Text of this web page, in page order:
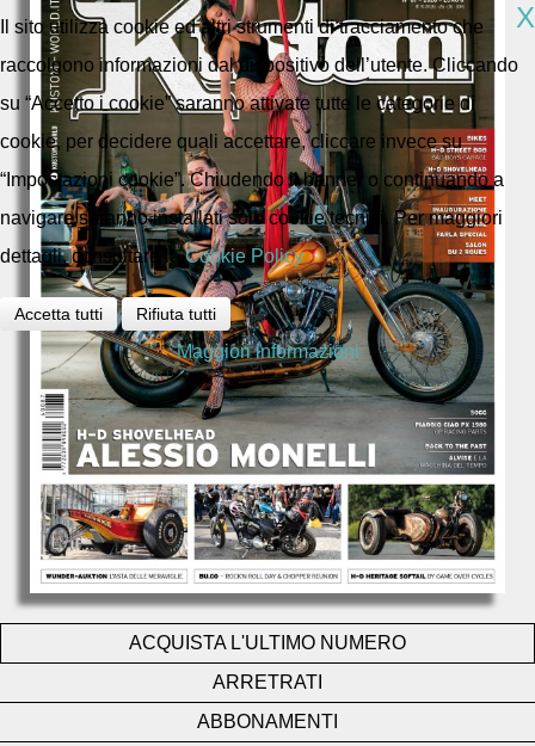
ACQUISTA L'ULTIMO NUMERO
ARRETRATI
ABBONAMENTI
X
Il sito utilizza cookie ed altri strumenti di tracciamento che
raccolgono informazioni dal dispositivo dell’utente. Cliccando
su “Accetto i cookie” saranno attivate tutte le categorie di
cookie, per decidere quali accettare, cliccare invece su
“Impostazioni cookie”. Chiudendo il banner o continuando a
navigare saranno installati solo cookie tecnici. Per maggiori
dettagli, consultare laCookie Policy
Accetta tutti Rifiuta tutti
Maggiori informazioni